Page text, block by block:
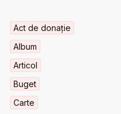
Act de donație
Album
Articol
Buget
Carte